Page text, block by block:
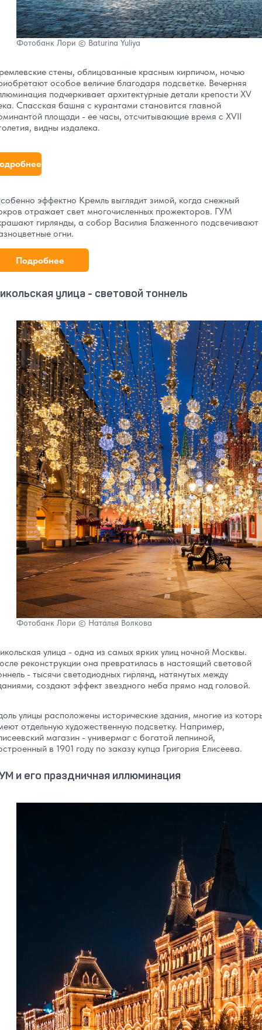
Фотобанк Лори © Baturina Yuliya
стены, облицованные красным кирпичом, ночью
особое величие благодаря подсветке. Вечерняя
подчеркивает архитектурные детали крепости XV
Спасская башня с курантами становится главной
площади - ее часы, отсчитывающие время с XVII
видны издалека.
эффектно Кремль выглядит зимой, когда снежный
отражает свет многочисленных прожекторов. ГУМ
гирлянды, а собор Василия Блаженного подсвечивают
огни.
Подробнее
улица - световой тоннель
Фотобанк Лори © Наталья Волкова
улица - одна из самых ярких улиц ночной Москвы.
реконструкции она превратилась в настоящий световой
- тысячи светодиодных гирлянд, натянутых между
создают эффект звездного неба прямо над головой.
улицы расположены исторические здания, многие из
отдельную художественную подсветку. Например,
магазин - универмаг с богатой лепниной,
в 1901 году по заказу купца Григория Елисеева.
и его праздничная иллюминация